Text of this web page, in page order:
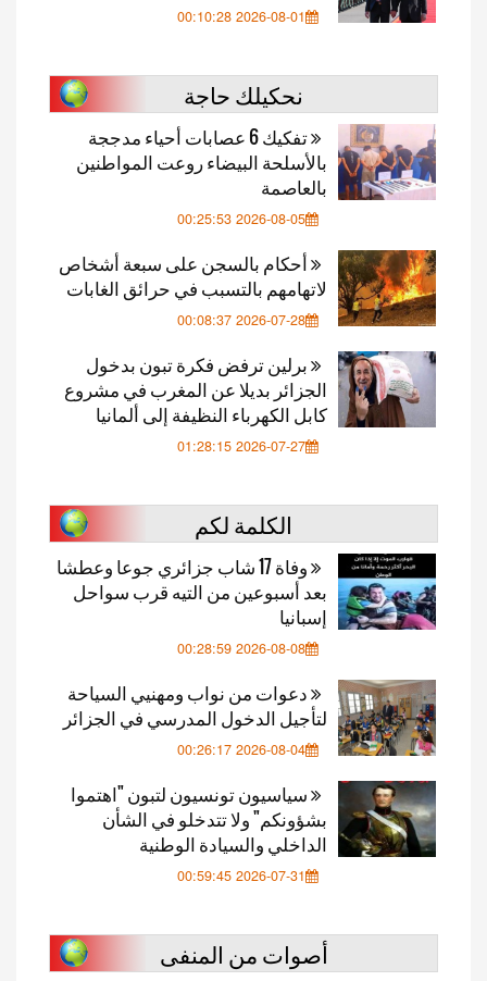
2026-08-01 00:10:28
نحكيلك حاجة
تفكيك 6 عصابات أحياء مدججة
بالأسلحة البيضاء روعت المواطنين
بالعاصمة
2026-08-05 00:25:53
أحكام بالسجن على سبعة أشخاص
لاتهامهم بالتسبب في حرائق الغابات
2026-07-28 00:08:37
برلين ترفض فكرة تبون بدخول
الجزائر بديلا عن المغرب في مشروع
كابل الكهرباء النظيفة إلى ألمانيا
2026-07-27 01:28:15
الكلمة لكم
وفاة 17 شاب جزائري جوعا وعطشا
بعد أسبوعين من التيه قرب سواحل
إسبانيا
2026-08-08 00:28:59
دعوات من نواب ومهنيي السياحة
لتأجيل الدخول المدرسي في الجزائر
2026-08-04 00:26:17
سياسيون تونسيون لتبون "اهتموا
بشؤونكم" ولا تتدخلو في الشأن
الداخلي والسيادة الوطنية
2026-07-31 00:59:45
أصوات من المنفى